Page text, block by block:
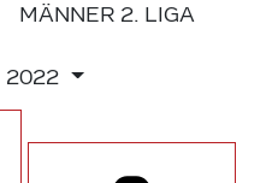
MÄNNER 2. LIGA
2022